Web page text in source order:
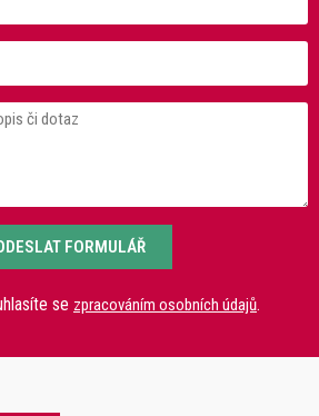
FORMULÁŘ
se zpracováním osobních údajů.